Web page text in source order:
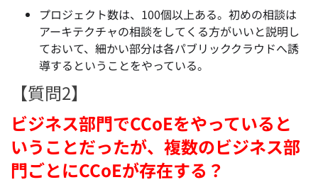
プロジェクト数は、100個以上ある。初めの相談は
アーキテクチャの相談をしてくる方がいいと説明し
ておいて、細かい部分は各パブリッククラウドへ誘
導するということをやっている。
【質問2】
ビジネス部門でCCoEをやっていると
いうことだったが、複数のビジネス部
門ごとにCCoEが存在する？